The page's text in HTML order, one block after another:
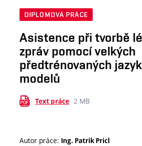
DIPLOMOVÁ PRÁCE
Asistence při tvorbě
zpráv pomocí velkých
předtrénovaných
modelů
Text práce 2 MB
Autor práce: Ing. Patrik Pricl